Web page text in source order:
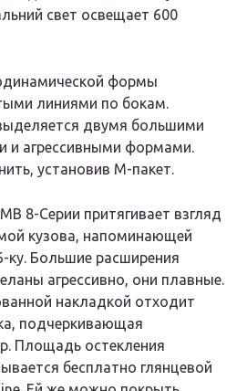
свет освещает 600
формы
линиями по бокам.
двумя большими
и агрессивными формами.
установив M-пакет.
8-Серии притягивает взгляд
кузова, напоминающей
ку. Большие расширения
агрессивно, они плавные.
накладкой отходит
подчеркивающая
Площадь остекления
бесплатно глянцевой